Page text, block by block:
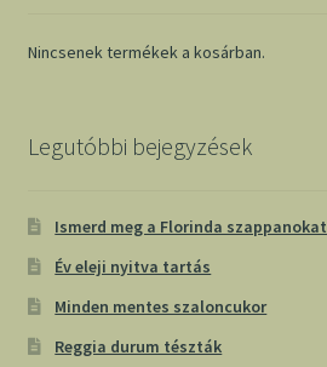
Nincsenek termékek a kosárban.
Legutóbbi bejegyzések
Ismerd meg a Florinda szappanokat
Év eleji nyitva tartás
Minden mentes szaloncukor
Reggia durum tészták